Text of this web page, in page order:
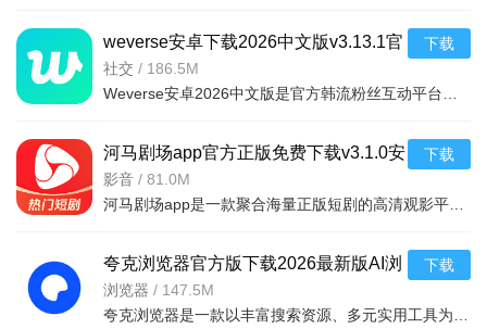
weverse安卓下载2026中文版v3.13.1官
方安卓版
社交 / 186.5M
下载
河马剧场app官方正版免费下载v3.1.0安
卓版
影音 / 81.0M
下载
夸克浏览器官方版下载2026最新版AI浏
览器v10.7.5.1050安卓版
浏览器 / 147.5M
下载